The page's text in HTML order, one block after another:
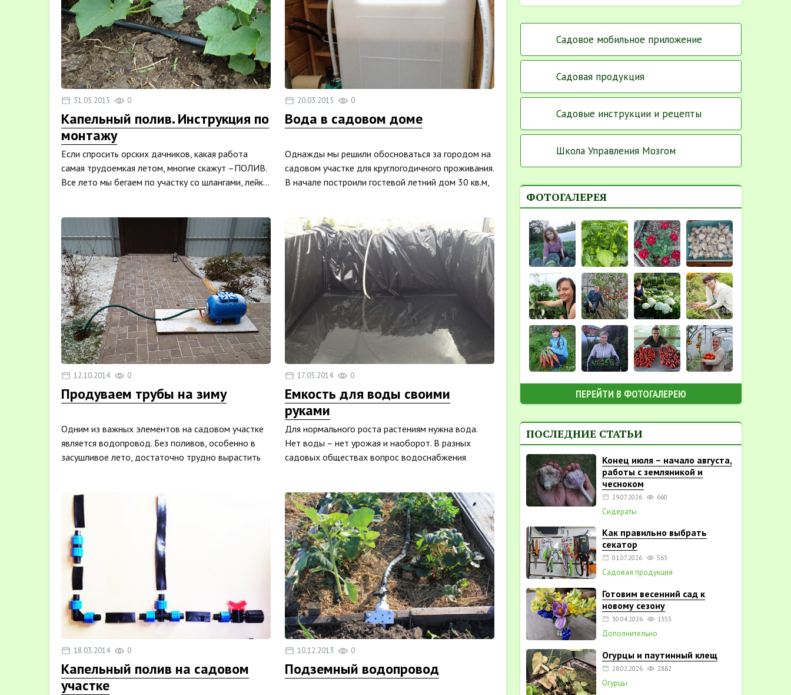
31.05.2015 0
Капельный полив. Инструкция по
монтажу
Если спросить орских дачников, какая работа
самая трудоемкая летом, многие скажут –ПОЛИВ.
Все лето мы бегаем по участку со шлангами, лейк...
20.03.2015 0
Вода в садовом доме
Однажды мы решили обосноваться за городом на
садовом участке для круглогодичного проживания.
В начале построили гостевой летний дом 30 кв.м,
12.10.2014 0
Продуваем трубы на зиму
Одним из важных элементов на садовом участке
является водопровод. Без поливов, особенно в
засушливое лето, достаточно трудно вырастить
17.05.2014 0
Емкость для воды своими
руками
Для нормального роста растениям нужна вода.
Нет воды – нет урожая и наоборот. В разных
садовых обществах вопрос водоснабжения
18.03.2014 0
Капельный полив на садовом
участке
10.12.2013 0
Подземный водопровод
Садовое мобильное приложение
Садовая продукция
Садовые инструкции и рецепты
Школа Управления Мозгом
ФОТОГАЛЕРЕЯ
ПЕРЕЙТИ В ФОТОГАЛЕРЕЮ
ПОСЛЕДНИЕ СТАТЬИ
Конец июля – начало августа,
работы с земляникой и
чесноком
29.07.2026 660
Сидераты
Как правильно выбрать
секатор
01.07.2026 563
Садовая продукция
Готовим весенний сад к
новому сезону
30.04.2026 1353
Дополнительно
Огурцы и паутинный клещ
28.02.2026 2882
Огурцы